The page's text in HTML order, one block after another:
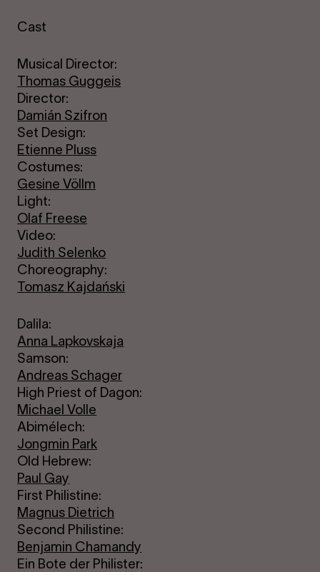
Cast
Musical Director:
Thomas Guggeis
Director:
Damián Szifron
Set Design:
Etienne Pluss
Costumes:
Gesine Völlm
Light:
Olaf Freese
Video:
Judith Selenko
Choreography:
Tomasz Kajdański
Dalila:
Anna Lapkovskaja
Samson:
Andreas Schager
High Priest of Dagon:
Michael Volle
Abimélech:
Jongmin Park
Old Hebrew:
Paul Gay
First Philistine:
Magnus Dietrich
Second Philistine:
Benjamin Chamandy
Ein Bote der Philister: